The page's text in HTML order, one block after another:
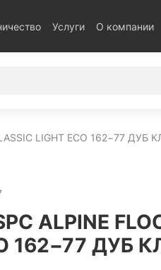
Услуги О компании
LIGHT ECO 162−77
ALPINE
162−77 ДУБ